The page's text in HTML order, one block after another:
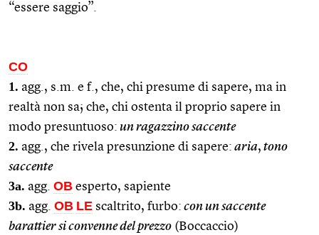
“essere saggio”.
CO
1. agg., s.m. e f., che, chi presume di sapere, ma in
realtà non sa; che, chi ostenta il proprio sapere in
modo presuntuoso: un ragazzino saccente
2. agg., che rivela presunzione di sapere: aria, tono
saccente
3a. agg. OB esperto, sapiente
3b. agg. OB LE scaltrito, furbo: con un saccente
barattier si convenne del prezzo (Boccaccio)